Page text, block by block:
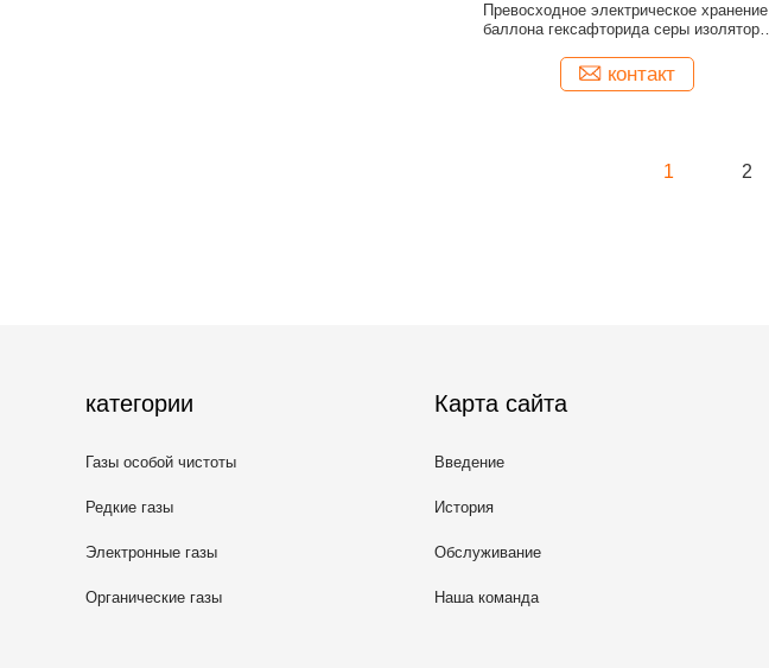
Превосходное электрическое хранение
баллона гексафторида серы изолятора
контакт
1 2
категории
Газы особой чистоты
Редкие газы
Электронные газы
Органические газы
Карта сайта
Введение
История
Обслуживание
Наша команда